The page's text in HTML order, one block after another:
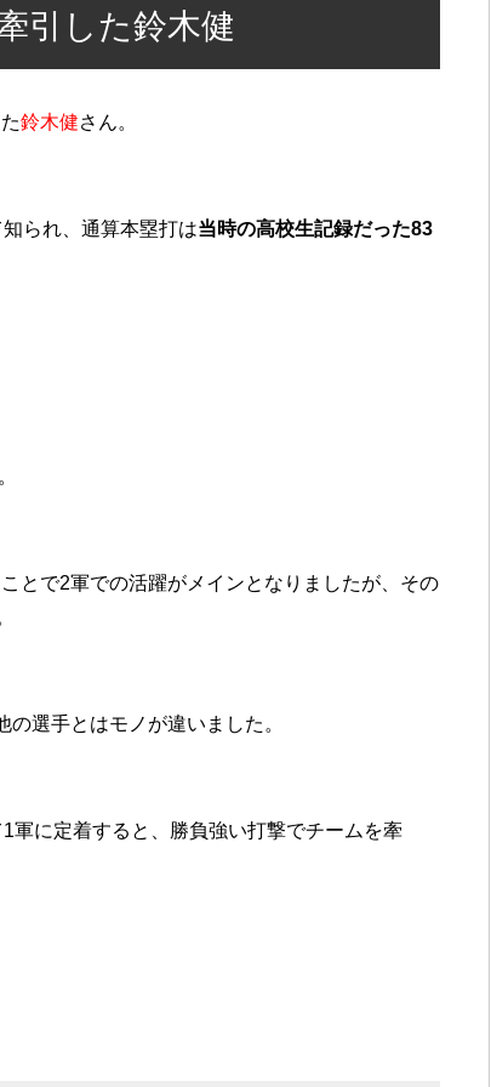
引した鈴木健
鈴木健さん。
られ、通算本塁打は当時の高校生記録だった83
とで2軍での活躍がメインとなりましたが、その
選手とはモノが違いました。
軍に定着すると、勝負強い打撃でチームを牽